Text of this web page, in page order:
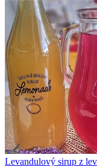
Levandulový sirup z